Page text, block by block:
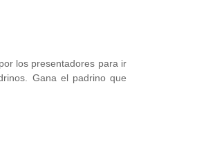
los presentadores para ir
Gana el padrino que